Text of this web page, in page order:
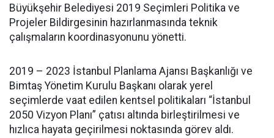
Büyükşehir Belediyesi 2019 Seçimleri Politika ve
Projeler Bildirgesinin hazırlanmasında teknik
çalışmaların koordinasyonunu yönetti.
2019 – 2023 İstanbul Planlama Ajansı Başkanlığı ve
Bimtaş Yönetim Kurulu Başkanı olarak yerel
seçimlerde vaat edilen kentsel politikaları “İstanbul
2050 Vizyon Planı” çatısı altında birleştirilmesi ve
hızlıca hayata geçirilmesi noktasında görev aldı.